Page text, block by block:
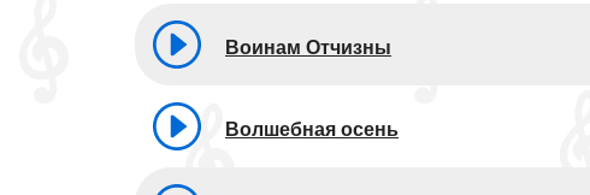
Воинам Отчизны
Волшебная осень